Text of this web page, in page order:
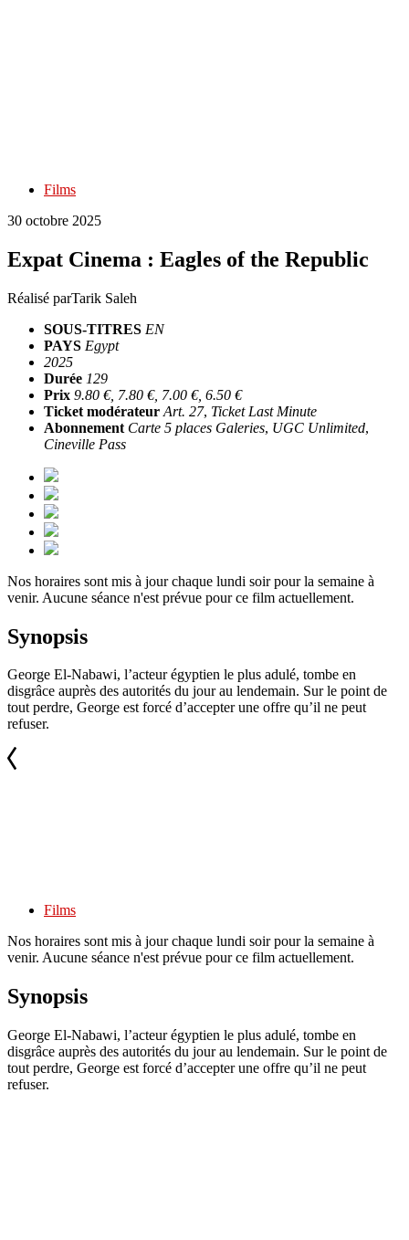
Films
30 octobre 2025
Expat Cinema : Eagles of the Republic
Réalisé parTarik Saleh
SOUS-TITRES EN
PAYS Egypt
2025
Durée 129
Prix 9.80 €, 7.80 €, 7.00 €, 6.50 €
Ticket modérateur Art. 27, Ticket Last Minute
Abonnement Carte 5 places Galeries, UGC Unlimited,
Cineville Pass
Nos horaires sont mis à jour chaque lundi soir pour la semaine à
venir. Aucune séance n'est prévue pour ce film actuellement.
Synopsis
George El-Nabawi, l’acteur égyptien le plus adulé, tombe en
disgrâce auprès des autorités du jour au lendemain. Sur le point de
tout perdre, George est forcé d’accepter une offre qu’il ne peut
refuser.
Films
Nos horaires sont mis à jour chaque lundi soir pour la semaine à
venir. Aucune séance n'est prévue pour ce film actuellement.
Synopsis
George El-Nabawi, l’acteur égyptien le plus adulé, tombe en
disgrâce auprès des autorités du jour au lendemain. Sur le point de
tout perdre, George est forcé d’accepter une offre qu’il ne peut
refuser.